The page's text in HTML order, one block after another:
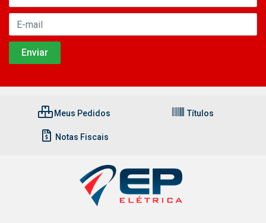
Meus Pedidos Títulos
Notas Fiscais